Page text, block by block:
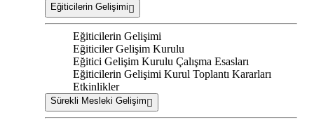
Eğiticilerin Gelişimi
Eğiticilerin Gelişimi
Eğiticiler Gelişim Kurulu
Eğitici Gelişim Kurulu Çalışma Esasları
Eğiticilerin Gelişimi Kurul Toplantı Kararları
Etkinlikler
Sürekli Mesleki Gelişim